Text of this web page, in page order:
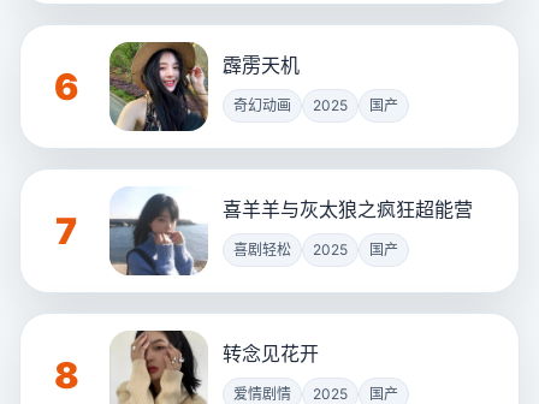
6 霹雳天机
奇幻动画 2025 国产
7 喜羊羊与灰太狼之疯狂超能营
喜剧轻松 2025 国产
8 转念见花开
爱情剧情 2025 国产